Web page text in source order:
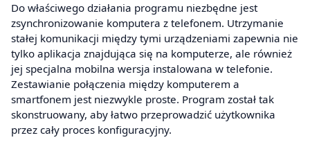
Do właściwego działania programu niezbędne jest
zsynchronizowanie komputera z telefonem. Utrzymanie
stałej komunikacji między tymi urządzeniami zapewnia nie
tylko aplikacja znajdująca się na komputerze, ale również
jej specjalna mobilna wersja instalowana w telefonie.
Zestawianie połączenia między komputerem a
smartfonem jest niezwykle proste. Program został tak
skonstruowany, aby łatwo przeprowadzić użytkownika
przez cały proces konfiguracyjny.